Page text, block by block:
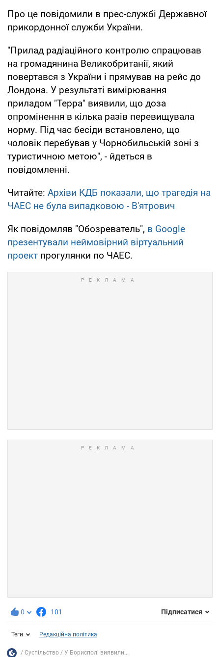
Про це повідомили в прес-службі Державної
прикордонної служби України.
"Прилад радіаційного контролю спрацював
на громадянина Великобританії, який
повертався з України і прямував на рейс до
Лондона. У результаті вимірювання
приладом "Терра" виявили, що доза
опромінення в кілька разів перевищувала
норму. Під час бесіди встановлено, що
чоловік перебував у Чорнобильській зоні з
туристичною метою", - йдеться в
повідомленні.
Читайте: Архіви КДБ показали, що трагедія на
ЧАЕС не була випадковою - В'ятрович
Як повідомляв "Обозреватель", в Google
презентували неймовірний віртуальний
проект прогулянки по ЧАЕС.
0 101 Підписатися
Теги Редакційна політика
Суспільство У Борисполі виявили...